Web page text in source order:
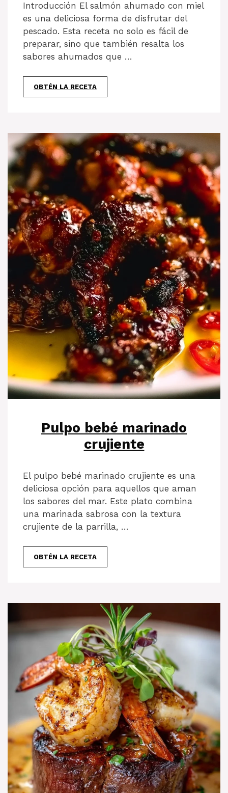
Introducción El salmón ahumado con miel
es una deliciosa forma de disfrutar del
pescado. Esta receta no solo es fácil de
preparar, sino que también resalta los
sabores ahumados que …
OBTÉN LA RECETA
Pulpo bebé marinado
crujiente
El pulpo bebé marinado crujiente es una
deliciosa opción para aquellos que aman
los sabores del mar. Este plato combina
una marinada sabrosa con la textura
crujiente de la parrilla, …
OBTÉN LA RECETA